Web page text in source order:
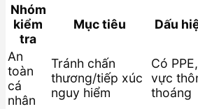
Nhóm
kiểm
tra
Mục tiêu Dấu
An
toàn
cá
nhân
Tránh chấn
thương/tiếp xúc
nguy hiểm
Có
vực
thoáng